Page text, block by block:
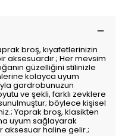
broş, kıyafetlerinizin
aksesuardır.; Her mevsim
güzelliğini stilinizle
kolayca uyum
gardrobunuzun
ve şekli, farklı zevklere
böylece kişisel
Yaprak broş, klasikten
uyum sağlayarak
haline gelir.;